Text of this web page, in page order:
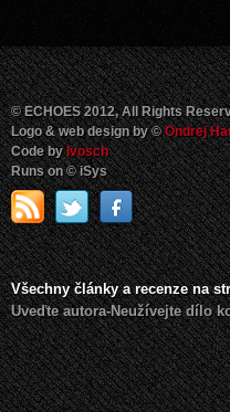
© ECHOES 2012, All Rights
Logo & web design by ©Ondrej
Code byIvosch
Runs on © iSys
Všechny články a recenze na
Uveďte autora-Neužívejte dílo